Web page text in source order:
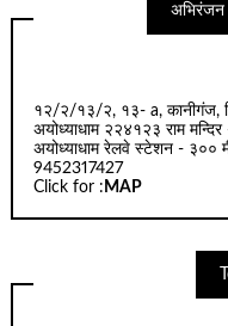
अभिरंजन
१२/२/१३/२, १३- a, कानीगंज,
अयोध्याधाम २२४१२३ राम
अयोध्याधाम रेलवे स्टेशन -
9452317427
Click for : MAP